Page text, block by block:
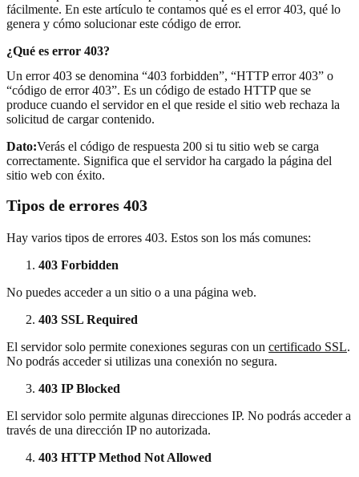
fácilmente. En este artículo te contamos qué es el error 403, qué lo
genera y cómo solucionar este código de error.
¿Qué es error 403?
Un error 403 se denomina “403 forbidden”, “HTTP error 403” o
“código de error 403”. Es un código de estado HTTP que se
produce cuando el servidor en el que reside el sitio web rechaza la
solicitud de cargar contenido.
Dato:Verás el código de respuesta 200 si tu sitio web se carga
correctamente. Significa que el servidor ha cargado la página del
sitio web con éxito.
Tipos de errores 403
Hay varios tipos de errores 403. Estos son los más comunes:
403 Forbidden
No puedes acceder a un sitio o a una página web.
403 SSL Required
El servidor solo permite conexiones seguras con un certificado SSL.
No podrás acceder si utilizas una conexión no segura.
403 IP Blocked
El servidor solo permite algunas direcciones IP. No podrás acceder a
través de una dirección IP no autorizada.
403 HTTP Method Not Allowed